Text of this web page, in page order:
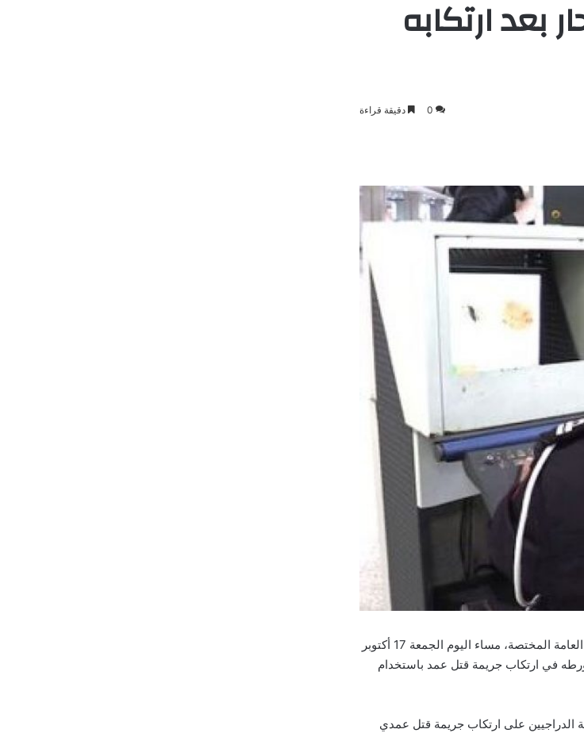
بعد ارتكابه
0 دقيقة قراءة
فتحت المصلحة الولائية للشرطة القضائية بولاية أمن الدار البيضاء بحثا قضائيا تحت إشراف النيابة العامة المختصة، مساء اليوم الجمعة 17 أكتوبر
في ارتكاب جريمة قتل عمد باستخدام
الدراجيين على ارتكاب جريمة قتل عمدي